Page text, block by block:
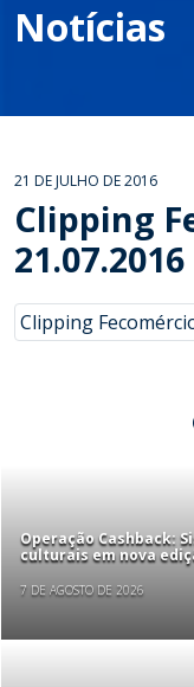
Notícias
21 DE JULHO DE 2016
Clipping
21.07.2016
Clipping
Operação Cashback:
culturais em nova
7 DE AGOSTO DE 2026